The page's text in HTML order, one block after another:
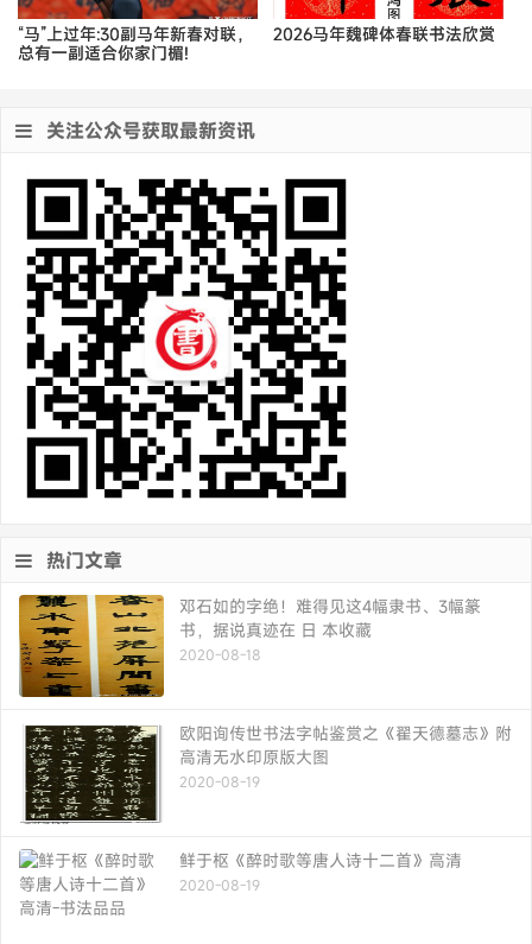
“马”上过年:30副马年新春对联，
总有一副适合你家门楣!
2026马年魏碑体春联书法欣赏
关注公众号获取最新资讯
热门文章
邓石如的字绝！难得见这4幅隶书、3幅篆
书，据说真迹在 日 本收藏
2020-08-18
欧阳询传世书法字帖鉴赏之《翟天德墓志》附
高清无水印原版大图
2020-08-19
鲜于枢《醉时歌等唐人诗十二首》高清
2020-08-19